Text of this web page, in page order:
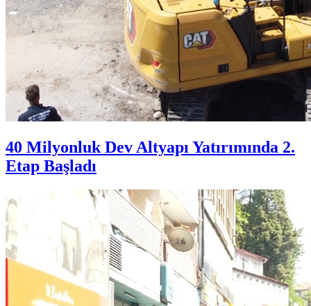
40 Milyonluk Dev Altyapı Yatırımında 2.
Etap Başladı